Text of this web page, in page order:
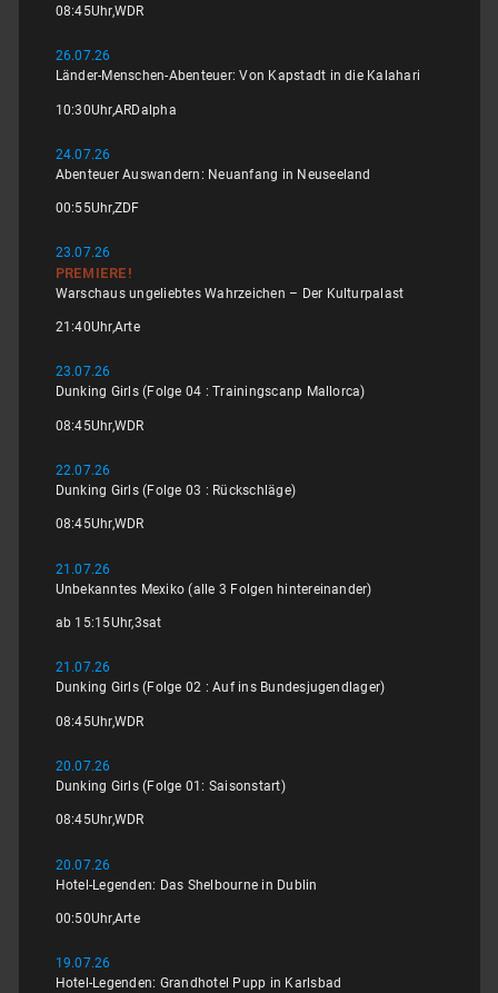
08:45Uhr,WDR
26.07.26
Länder-Menschen-Abenteuer: Von Kapstadt in die Kalahari
10:30Uhr,ARDalpha
24.07.26
Abenteuer Auswandern: Neuanfang in Neuseeland
00:55Uhr,ZDF
23.07.26
PREMIERE!
Warschaus ungeliebtes Wahrzeichen – Der Kulturpalast
21:40Uhr,Arte
23.07.26
Dunking Girls (Folge 04 : Trainingscanp Mallorca)
08:45Uhr,WDR
22.07.26
Dunking Girls (Folge 03 : Rückschläge)
08:45Uhr,WDR
21.07.26
Unbekanntes Mexiko (alle 3 Folgen hintereinander)
ab 15:15Uhr,3sat
21.07.26
Dunking Girls (Folge 02 : Auf ins Bundesjugendlager)
08:45Uhr,WDR
20.07.26
Dunking Girls (Folge 01: Saisonstart)
08:45Uhr,WDR
20.07.26
Hotel-Legenden: Das Shelbourne in Dublin
00:50Uhr,Arte
19.07.26
Hotel-Legenden: Grandhotel Pupp in Karlsbad